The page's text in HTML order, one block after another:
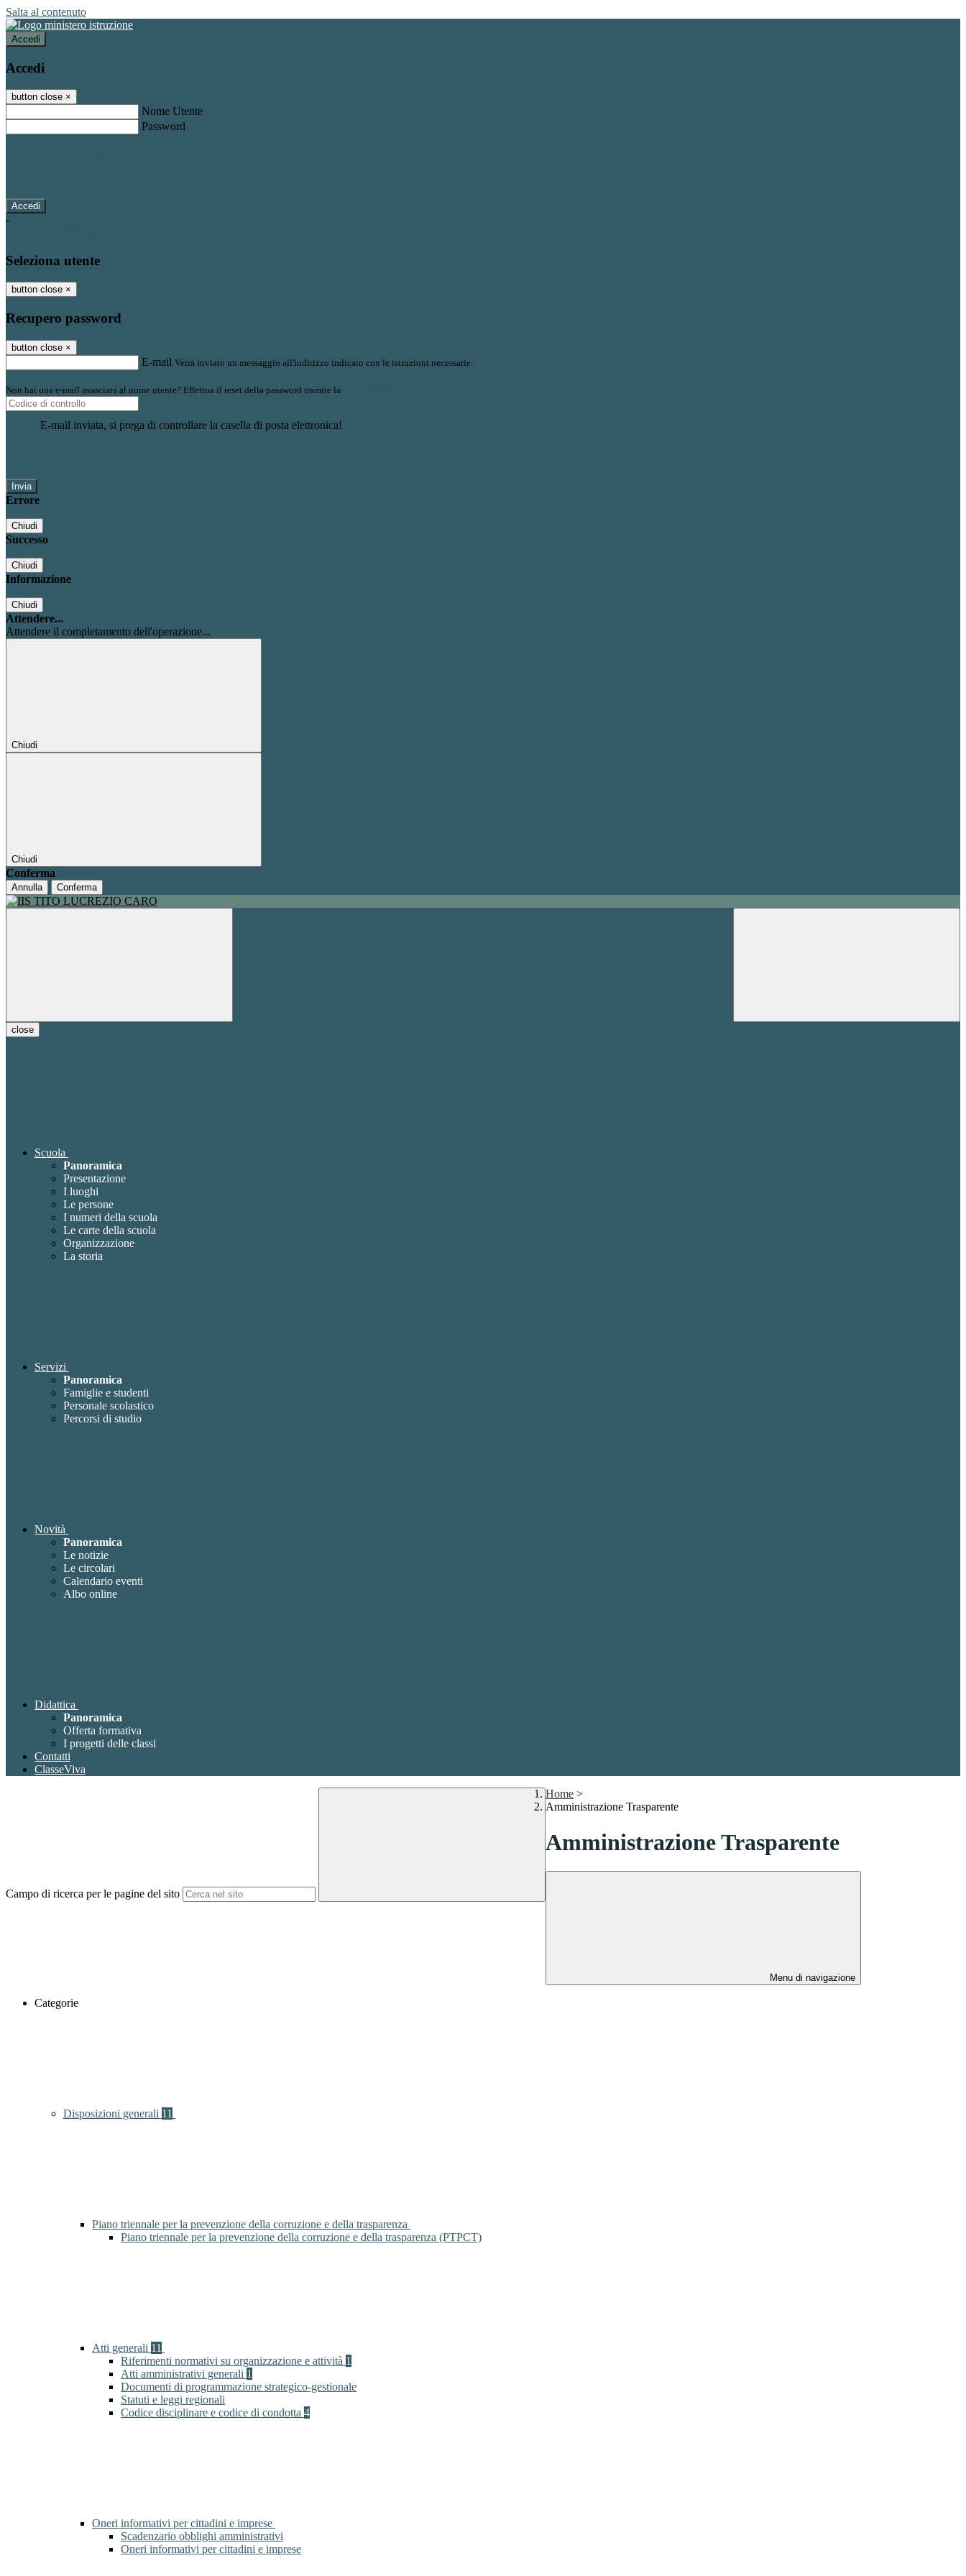
Salta al contenuto
Accedi
Accedi
button close ×
Nome Utente
Password
-
Seleziona utente
button close ×
Recupero password
button close ×
E-mail Verrà inviato un messaggio all'indirizzo indicato con le istruzioni necessarie.
Non hai una e-mail associata al nome utente? Effettua il reset della password tramite la
E-mail inviata, si prega di controllare la casella di posta elettronica!
Errore
Chiudi
Successo
Chiudi
Informazione
Chiudi
Attendere...
Attendere il completamento dell'operazione...
Chiudi
Chiudi
Conferma
Annulla Conferma
close
Scuola
Panoramica
Presentazione
I luoghi
Le persone
I numeri della scuola
Le carte della scuola
Organizzazione
La storia
Servizi
Panoramica
Famiglie e studenti
Personale scolastico
Percorsi di studio
Novità
Panoramica
Le notizie
Le circolari
Calendario eventi
Albo online
Didattica
Panoramica
Offerta formativa
I progetti delle classi
Contatti
ClasseViva
Campo di ricerca per le pagine del sito
Home >
Amministrazione Trasparente
Amministrazione Trasparente
Menu di navigazione
Categorie
Disposizioni generali 11
Piano triennale per la prevenzione della corruzione e della trasparenza
Piano triennale per la prevenzione della corruzione e della trasparenza (PTPCT)
Atti generali 11
Riferimenti normativi su organizzazione e attività 1
Atti amministrativi generali 1
Documenti di programmazione strategico-gestionale
Statuti e leggi regionali
Codice disciplinare e codice di condotta 4
Oneri informativi per cittadini e imprese
Scadenzario obblighi amministrativi
Oneri informativi per cittadini e imprese